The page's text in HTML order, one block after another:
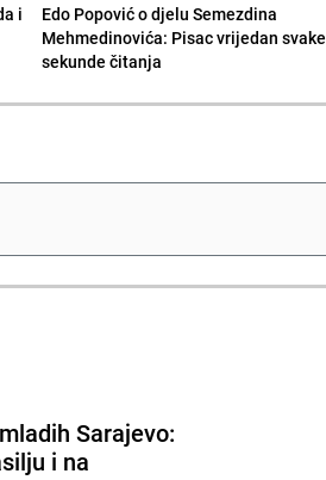
i
Edo Popović o djelu Semezdina
Mehmedinovića: Pisac vrijedan svake
sekunde čitanja
Sarajevo:
i na